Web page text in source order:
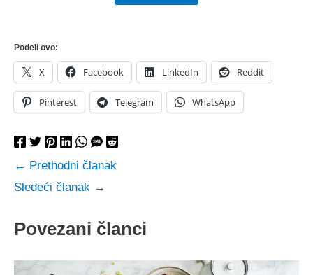
Podeli ovo:
X Facebook LinkedIn Reddit
Pinterest Telegram WhatsApp
← Prethodni članak
Sledeći članak →
Povezani članci